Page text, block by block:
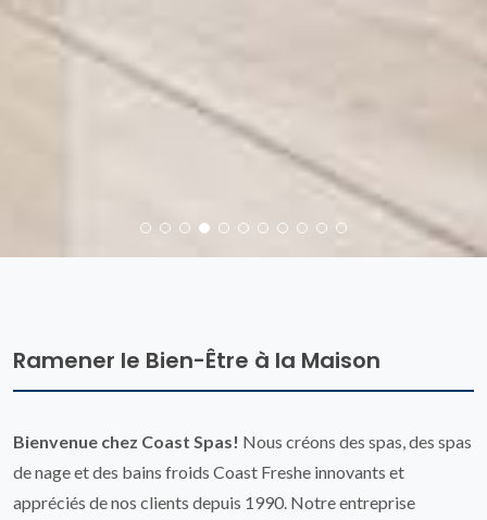
Ramener le Bien-Être à la Maison
Bienvenue chez Coast Spas! Nous créons des spas, des spas
de nage et des bains froids Coast Freshe innovants et
appréciés de nos clients depuis 1990. Notre entreprise